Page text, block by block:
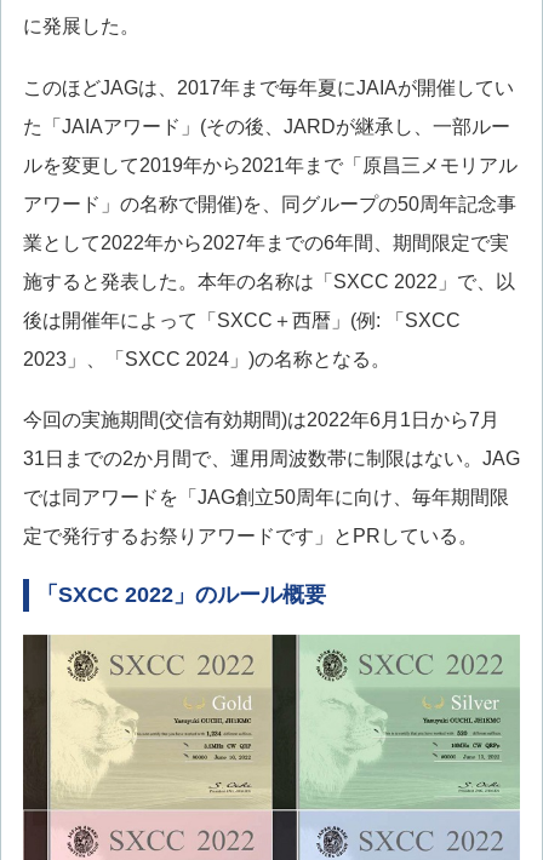
に発展した。
このほどJAGは、2017年まで毎年夏にJAIAが開催してい
た「JAIAアワード」(その後、JARDが継承し、一部ルー
ルを変更して2019年から2021年まで「原昌三メモリアル
アワード」の名称で開催)を、同グループの50周年記念事
業として2022年から2027年までの6年間、期間限定で実
施すると発表した。本年の名称は「SXCC 2022」で、以
後は開催年によって「SXCC＋西暦」(例: 「SXCC
2023」、「SXCC 2024」)の名称となる。
今回の実施期間(交信有効期間)は2022年6月1日から7月
31日までの2か月間で、運用周波数帯に制限はない。JAG
では同アワードを「JAG創立50周年に向け、毎年期間限
定で発行するお祭りアワードです」とPRしている。
「SXCC 2022」のルール概要